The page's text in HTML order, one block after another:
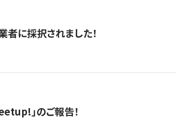
に採択されました！
」のご報告！